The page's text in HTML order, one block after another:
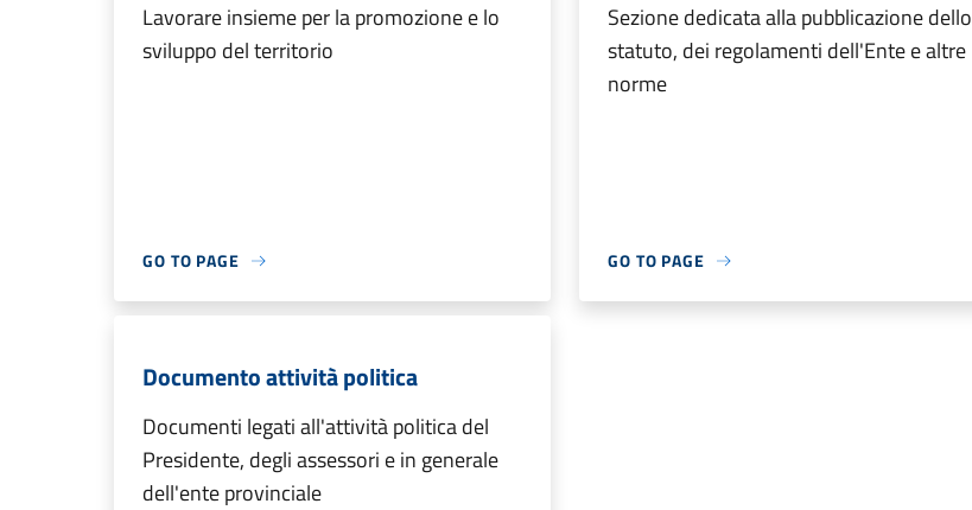
Lavorare insieme per la promozione e lo
sviluppo del territorio
GO TO PAGE
Sezione dedicata alla pubblicazione dello
statuto, dei regolamenti dell'Ente e altre
norme
GO TO PAGE
Documento attività politica
Documenti legati all'attività politica del
Presidente, degli assessori e in generale
dell'ente provinciale